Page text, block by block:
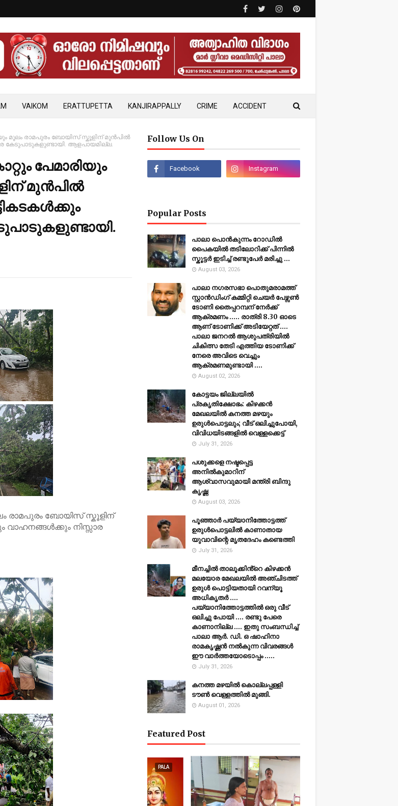
VAIKOM ERATTUPETTA KANJIRAPPALLY CRIME ACCIDENT
മൂലം രാമപുരം ബോയിസ് സ്കൂളിന് മുൻപിൽ
കേടുപാടുകളുണ്ടായി. ആളപായമില്ല.
പേമാരിയും
മുൻപിൽ
രാമപുരം ബോയിസ് സ്കൂളിന്
വാഹനങ്ങൾക്കും നിസ്സാര
Follow Us On
Popular Posts
പാലാ പൊൻകുന്നം റോഡിൽ
പൈകയിൽ തടിലോറിക്ക് പിന്നിൽ
സ്കൂട്ടർ ഇടിച്ച് രണ്ടുപേർ മരിച്ചു ...
August 03, 2026
പാലാ നഗരസഭാ പൊതുമരാമത്ത്
സ്റ്റാൻഡിംഗ് കമ്മിറ്റി ചെയർ പേഴ്സൺ
ടോണി തൈപ്പറമ്പന് നേർക്ക്
ആക്രമണം ..... രാത്രി 8.30 ഓടെ
ആണ് ടോണിക്ക് അടിയേറ്റത് ....
പാലാ ജനറൽ ആശുപത്രിയിൽ
ചികിത്സ തേടി എത്തിയ ടോണിക്ക്
നേരെ അവിടെ വെച്ചും
ആക്രമണമുണ്ടായി ....
August 02, 2026
കോട്ടയം ജില്ലയില്‍
പ്രകൃതിക്ഷോഭം: കിഴക്കന്‍
മേഖലയില്‍ കനത്ത മഴയും
ഉരുള്‍പൊട്ടലും; വീട് ഒലിച്ചുപോയി,
വിവിധയിടങ്ങളില്‍ വെള്ളക്കെട്ട്
July 31, 2026
പശുക്കളെ നഷ്ടപ്പെട്ട
അനിൽകുമാറിന്
ആശ്വാസവുമായി മന്ത്രി ബിന്ദു
കൃഷ്ണ
August 03, 2026
പൂഞ്ഞാര്‍ പയ്യാനിത്തോട്ടത്ത്
ഉരുള്‍പൊട്ടലില്‍ കാണാതായ
യുവാവിന്റെ മൃതദേഹം കണ്ടെത്തി
July 31, 2026
മീനച്ചിൽ താലൂക്കിൻ്റെ കിഴക്കൻ
മലയോര മേഖലയിൽ അഞ്ചിടത്ത്
ഉരുൾ പൊട്ടിയതായി റവന്യൂ
അധികൃതർ ....
പയ്യാനിത്തോട്ടത്തിൽ ഒരു വീട്
ഒലിച്ചു പോയി .... രണ്ടു പേരെ
കാണാനില്ല .... ഇതു സംബന്ധിച്ച്
പാലാ ആർ. ഡി. ഒ ഷാഹിനാ
രാമകൃഷ്ണൻ നൽകുന്ന വിവരങ്ങൾ
ഈ വാർത്തയോടൊപ്പം .....
July 31, 2026
കനത്ത മഴയില്‍ കൊല്ലപ്പള്ളി
ടൗണ്‍ വെള്ളത്തില്‍ മുങ്ങി.
August 01, 2026
Featured Post
PALA